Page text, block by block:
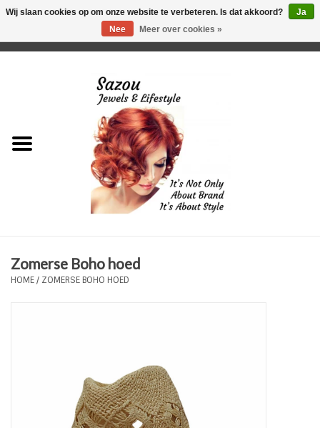
Just for Him
Plus Size Sieraden
Haaraccesoires
Zomerse Boho hoed
HOME/ ZOMERSE BOHO HOED
Wij slaan cookies op om onze website te verbeteren. Is dat akkoord?
Ja
Nee
Meer over cookies »